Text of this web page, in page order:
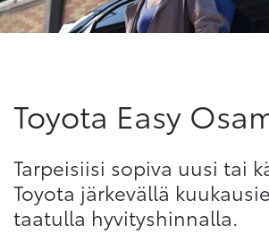
Toyota Easy
Tarpeisiisi sopiva uusi tai
Toyota järkevällä
taatulla hyvityshinnalla.